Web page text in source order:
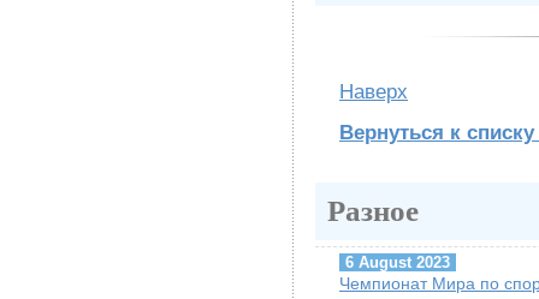
Наверх
Вернуться к списку
Разное
6 August 2023
Чемпионат Мира по